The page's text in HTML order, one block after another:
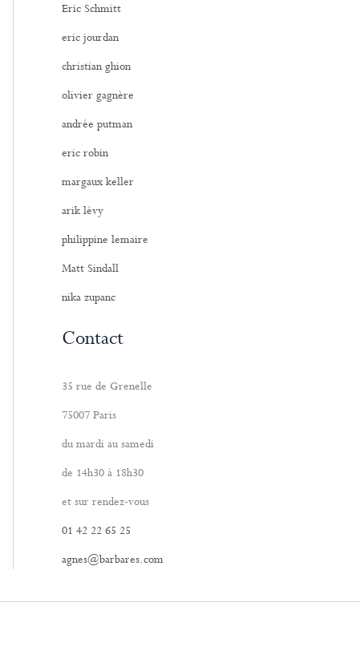
Eric Schmitt
eric jourdan
christian ghion
olivier gagnère
andrée putman
eric robin
margaux keller
arik lévy
philippine lemaire
Matt Sindall
nika zupanc
Contact
35 rue de Grenelle
75007 Paris
du mardi au samedi
de 14h30 à 18h30
et sur rendez-vous
01 42 22 65 25
agnes@barbares.com